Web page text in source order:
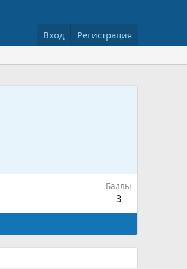
Вход Регистрация
Баллы
3